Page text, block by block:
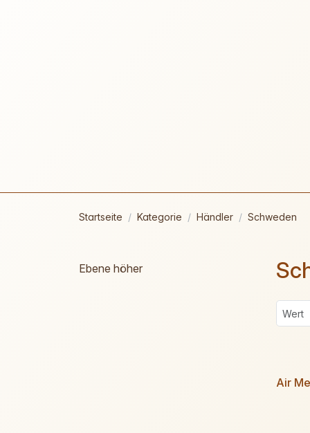
Startseite Kategorie Händler Schweden
Ebene höher
Air